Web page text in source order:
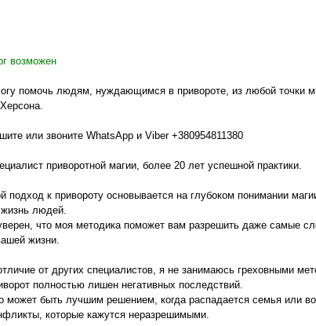
возможен
помочь людям, нуждающимся в привороте, из любой точки
или звоните WhatsApp и Viber +380954811380
приворотной магии, более 20 лет успешной практики.
подход к привороту основывается на глубоком понимании
людей.
что моя методика поможет вам разрешить даже самые
жизни.
от других специалистов, я не занимаюсь греховными
полностью лишен негативных последствий.
может быть лучшим решением, когда распадается семья или
которые кажутся неразрешимыми.